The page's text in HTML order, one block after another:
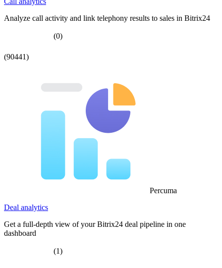
Analyze call activity and link telephony results to sales in Bitrix24
(0)
(90441)
Percuma
Deal analytics
Get a full-depth view of your Bitrix24 deal pipeline in one
dashboard
(1)